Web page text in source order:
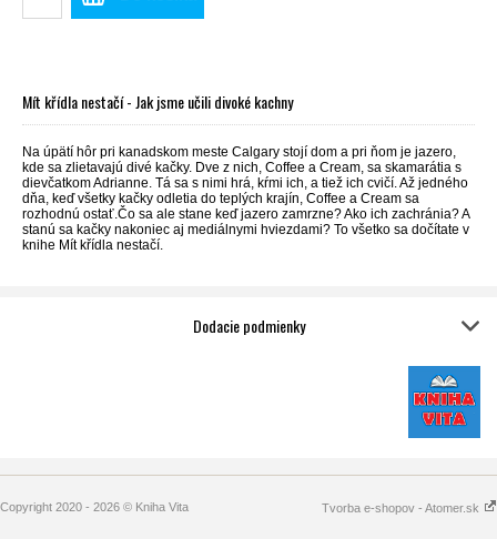
Mít křídla nestačí - Jak jsme učili divoké kachny
Na úpätí hôr pri kanadskom meste Calgary stojí dom a pri ňom je jazero,
kde sa zlietavajú divé kačky. Dve z nich, Coffee a Cream, sa skamarátia s
dievčatkom Adrianne. Tá sa s nimi hrá, kŕmi ich, a tiež ich cvičí. Až jedného
dňa, keď všetky kačky odletia do teplých krajín, Coffee a Cream sa
rozhodnú ostať.Čo sa ale stane keď jazero zamrzne? Ako ich zachránia? A
stanú sa kačky nakoniec aj mediálnymi hviezdami? To všetko sa dočítate v
knihe Mít křídla nestačí.
Dodacie podmienky
Copyright 2020 - 2026 © Kniha Vita Tvorba e-shopov - Atomer.sk